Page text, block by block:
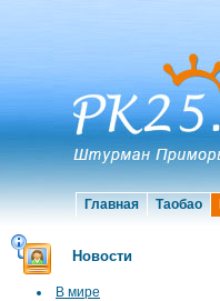
Главная Таобао
Новости
В мире